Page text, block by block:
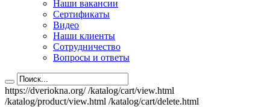
Наши вакансии
Сертификаты
Видео
Наши клиенты
Сотрудничество
Вопросы и ответы
https://dveriokna.org/ /katalog/cart/view.html
/katalog/product/view.html /katalog/cart/delete.html